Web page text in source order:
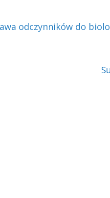
odczynników do